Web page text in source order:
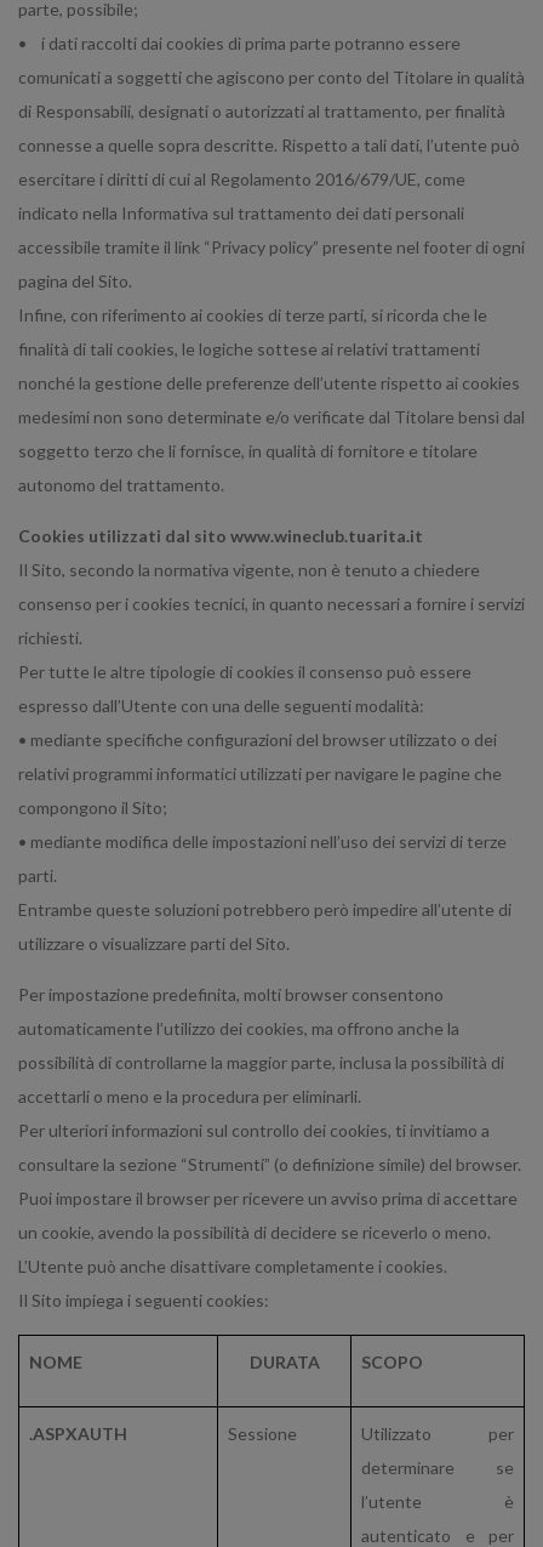
parte, possibile;
• i dati raccolti dai cookies di prima parte potranno essere
comunicati a soggetti che agiscono per conto del Titolare in qualità
di Responsabili, designati o autorizzati al trattamento, per finalità
connesse a quelle sopra descritte. Rispetto a tali dati, l’utente può
esercitare i diritti di cui al Regolamento 2016/679/UE, come
indicato nella Informativa sul trattamento dei dati personali
accessibile tramite il link “Privacy policy” presente nel footer di ogni
pagina del Sito.
Infine, con riferimento ai cookies di terze parti, si ricorda che le
finalità di tali cookies, le logiche sottese ai relativi trattamenti
nonché la gestione delle preferenze dell’utente rispetto ai cookies
medesimi non sono determinate e/o verificate dal Titolare bensì dal
soggetto terzo che li fornisce, in qualità di fornitore e titolare
autonomo del trattamento.
Cookies utilizzati dal sito www.wineclub.tuarita.it
Il Sito, secondo la normativa vigente, non è tenuto a chiedere
consenso per i cookies tecnici, in quanto necessari a fornire i servizi
richiesti.
Per tutte le altre tipologie di cookies il consenso può essere
espresso dall’Utente con una delle seguenti modalità:
• mediante specifiche configurazioni del browser utilizzato o dei
relativi programmi informatici utilizzati per navigare le pagine che
compongono il Sito;
• mediante modifica delle impostazioni nell’uso dei servizi di terze
parti.
Entrambe queste soluzioni potrebbero però impedire all’utente di
utilizzare o visualizzare parti del Sito.
Per impostazione predefinita, molti browser consentono
automaticamente l’utilizzo dei cookies, ma offrono anche la
possibilità di controllarne la maggior parte, inclusa la possibilità di
accettarli o meno e la procedura per eliminarli.
Per ulteriori informazioni sul controllo dei cookies, ti invitiamo a
consultare la sezione “Strumenti” (o definizione simile) del browser.
Puoi impostare il browser per ricevere un avviso prima di accettare
un cookie, avendo la possibilità di decidere se riceverlo o meno.
L’Utente può anche disattivare completamente i cookies.
Il Sito impiega i seguenti cookies:
NOME DURATA SCOPO
.ASPXAUTH Sessione
Utilizzato per
determinare se
l’utente è
autenticato e per